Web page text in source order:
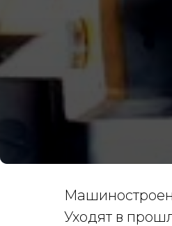
Уходят в